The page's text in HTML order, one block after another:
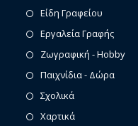
Είδη Γραφείου
Εργαλεία Γραφής
Ζωγραφική - Hobby
Παιχνίδια - Δώρα
Σχολικά
Χαρτικά